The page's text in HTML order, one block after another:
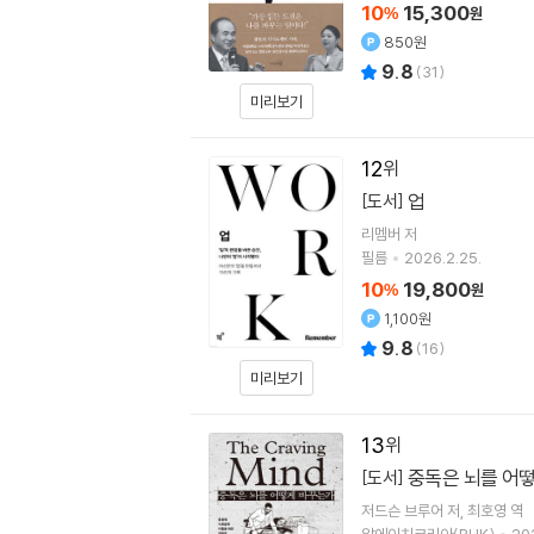
미리보기
10% 15,300원
850원
9.8 (31)
12
미리보기
[도서] 업
리멤버 저
필름
2026.2.25.
10% 19,800원
1,100원
9.8 (16)
13
[도서] 중독은 뇌를 어
저드슨 브루어 저 최호영 역